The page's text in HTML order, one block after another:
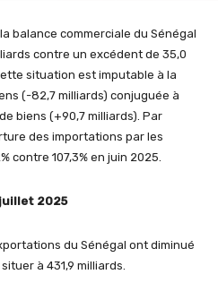
balance commerciale du Sénégal
contre un excédent de 35,0
situation est imputable à la
(-82,7 milliards) conjuguée à
biens (+90,7 milliards). Par
des importations par les
contre 107,3% en juin 2025.
2025
du Sénégal ont diminué
à 431,9 milliards.